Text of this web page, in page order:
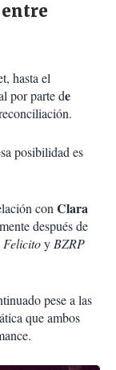
hasta el
por parte de
posibilidad es
conClara
después de
FelicitoyBZRP
pese a las
que ambos